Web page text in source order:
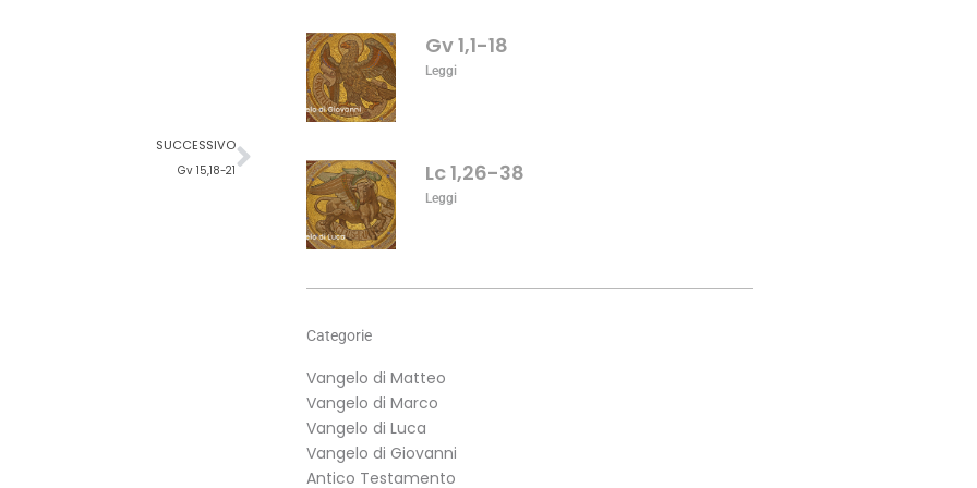
SUCCESSIVO
Gv 15,18-21
Successivo
Gv 1,1-18
Leggi
Lc 1,26-38
Leggi
Categorie
Vangelo di Matteo
Vangelo di Marco
Vangelo di Luca
Vangelo di Giovanni
Antico Testamento